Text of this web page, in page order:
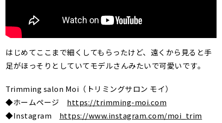
はじめてここまで細くしてもらったけど、遠くから見ると手
足がほっそりとしていてモデルさんみたいで可愛いです。
Trimming salon Moi（トリミングサロン モイ）
◆ホームページ https://trimming-moi.com
◆Instagram https://www.instagram.com/moi_trim